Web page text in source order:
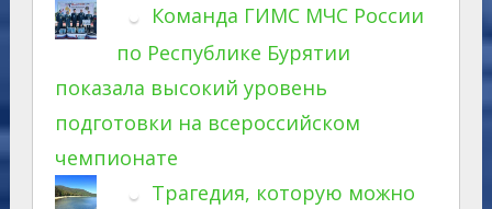
Команда ГИМС МЧС России
по Республике Бурятии
показала высокий уровень
подготовки на всероссийском
чемпионате
Трагедия, которую можно